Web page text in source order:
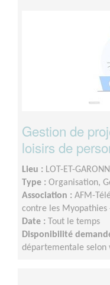
Gestion de
loisirs de
Lieu : LOT-ET-
Type : Organisation,
Association : AFM-
contre les Myopathies
Date :
Tout le temps
Disponibilité
départementale